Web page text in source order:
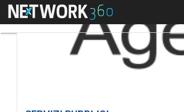
Menu